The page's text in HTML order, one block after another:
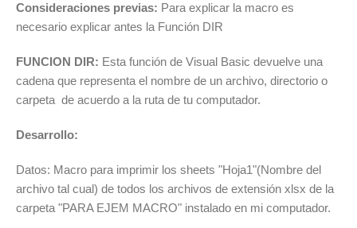
Consideraciones previas: Para explicar la macro es
necesario explicar antes la Función DIR
FUNCION DIR: Esta función de Visual Basic devuelve una
cadena que representa el nombre de un archivo, directorio o
carpeta de acuerdo a la ruta de tu computador.
Desarrollo:
Datos: Macro para imprimir los sheets "Hoja1"(Nombre del
archivo tal cual) de todos los archivos de extensión xlsx de la
carpeta "PARA EJEM MACRO" instalado en mi computador.